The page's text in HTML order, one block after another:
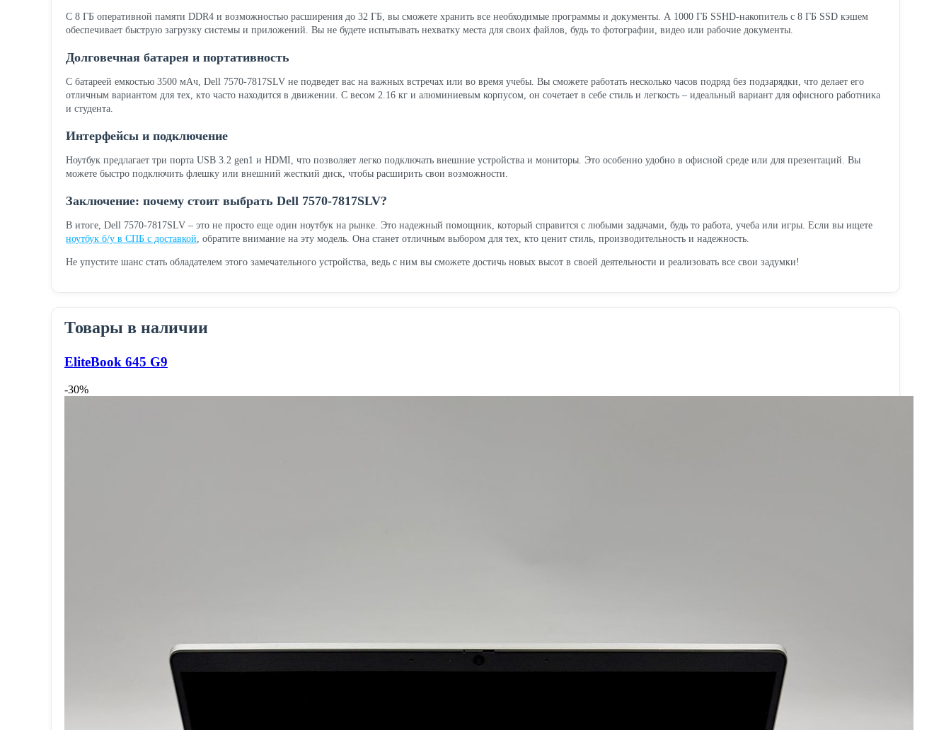
С 8 ГБ оперативной памяти DDR4 и возможностью расширения до 32 ГБ, вы сможете хранить все необходимые программы и документы. А 1000 ГБ SSHD-накопитель с 8 ГБ SSD кэшем
обеспечивает быструю загрузку системы и приложений. Вы не будете испытывать нехватку места для своих файлов, будь то фотографии, видео или рабочие документы.
Долговечная батарея и портативность
С батареей емкостью 3500 мАч, Dell 7570-7817SLV не подведет вас на важных встречах или во время учебы. Вы сможете работать несколько часов подряд без подзарядки, что делает его
отличным вариантом для тех, кто часто находится в движении. С весом 2.16 кг и алюминиевым корпусом, он сочетает в себе стиль и легкость – идеальный вариант для офисного работника
и студента.
Интерфейсы и подключение
Ноутбук предлагает три порта USB 3.2 gen1 и HDMI, что позволяет легко подключать внешние устройства и мониторы. Это особенно удобно в офисной среде или для презентаций. Вы
можете быстро подключить флешку или внешний жесткий диск, чтобы расширить свои возможности.
Заключение: почему стоит выбрать Dell 7570-7817SLV?
В итоге, Dell 7570-7817SLV – это не просто еще один ноутбук на рынке. Это надежный помощник, который справится с любыми задачами, будь то работа, учеба или игры. Если вы ищете
ноутбук б/у в СПБ с доставкой, обратите внимание на эту модель. Она станет отличным выбором для тех, кто ценит стиль, производительность и надежность.
Не упустите шанс стать обладателем этого замечательного устройства, ведь с ним вы сможете достичь новых высот в своей деятельности и реализовать все свои задумки!
Товары в наличии
EliteBook 645 G9
-30%